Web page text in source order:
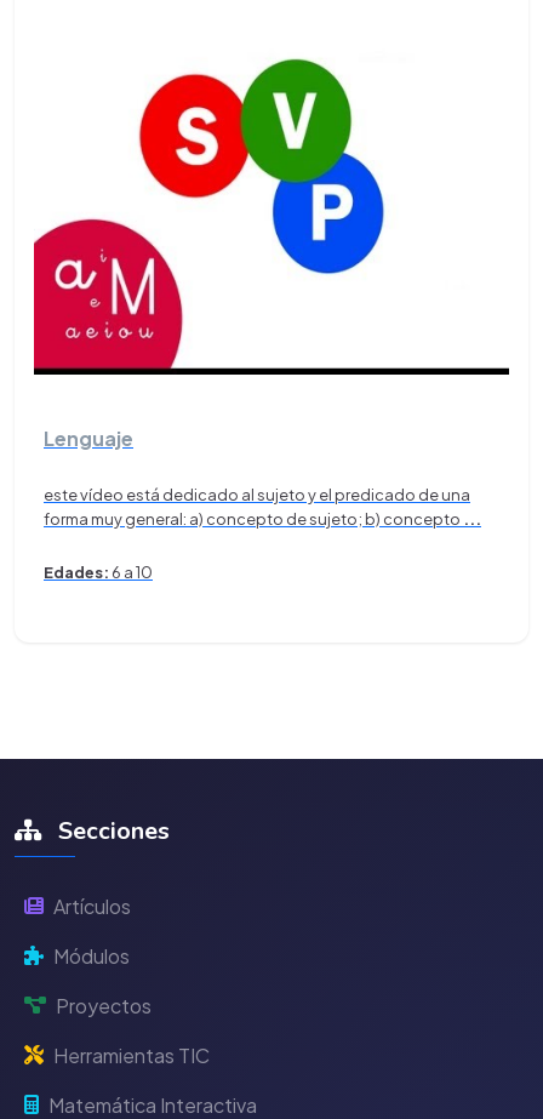
Lenguaje
este vídeo está dedicado al sujeto y el predicado de una
forma muy general: a) concepto de sujeto; b) concepto ...
Edades: 6 a 10
Secciones
Artículos
Módulos
Proyectos
Herramientas TIC
Matemática Interactiva